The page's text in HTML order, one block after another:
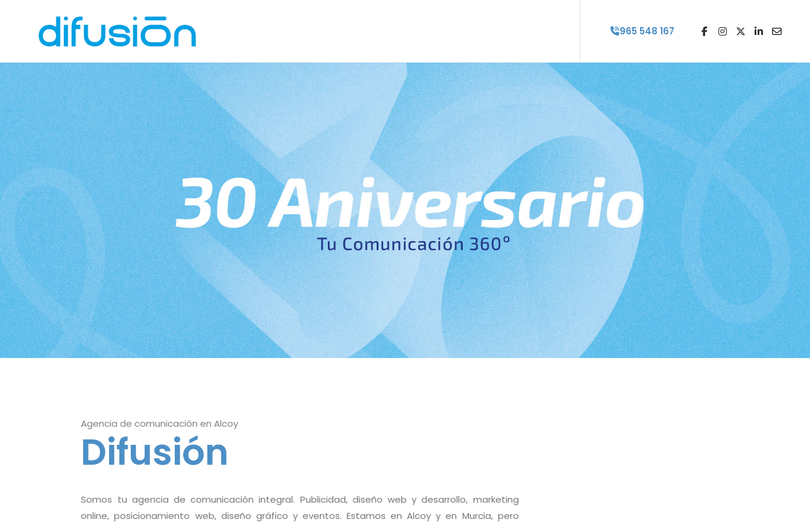
965 548 167
Agencia de comunicación en Alcoy
Difusión
Somos tu agencia de comunicación integral. Publicidad, diseño web y desarrollo, marketing
online, posicionamiento web, diseño gráfico y eventos. Estamos en Alcoy y en Murcia, pero